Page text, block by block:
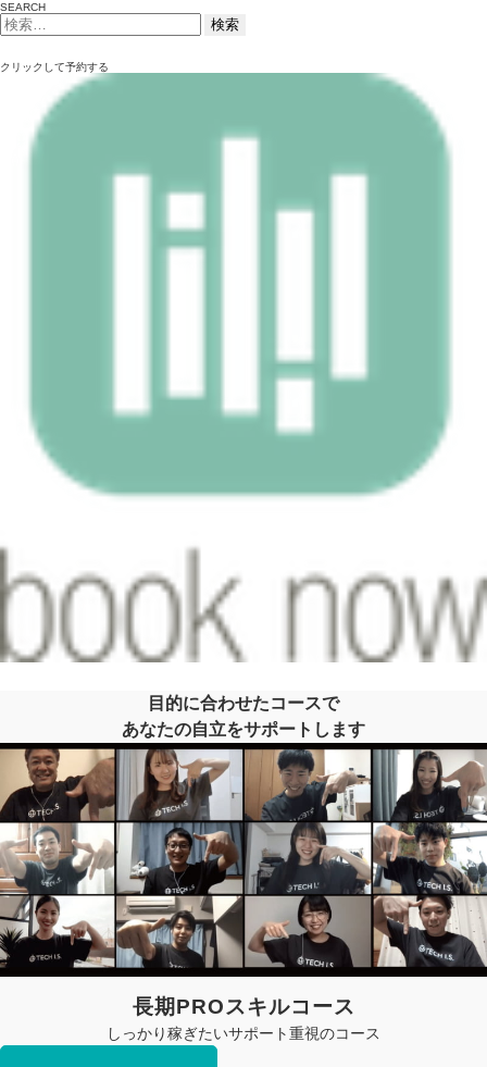
SEARCH
検
索:
クリックして予約する
目的に合わせたコースで
あなたの自立をサポートします
長期PROスキルコース
しっかり稼ぎたいサポート重視のコース